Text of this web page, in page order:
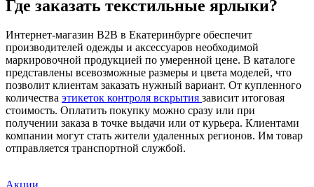
Где заказать текстильные ярлыки?
Интернет-магазин B2B в Екатеринбурге обеспечит
производителей одежды и аксессуаров необходимой
маркировочной продукцией по умеренной цене. В каталоге
представлены всевозможные размеры и цвета моделей, что
позволит клиентам заказать нужный вариант. От купленного
количества этикеток контроля вскрытия зависит итоговая
стоимость. Оплатить покупку можно сразу или при
получении заказа в точке выдачи или от курьера. Клиентами
компании могут стать жители удаленных регионов. Им товар
отправляется транспортной службой.